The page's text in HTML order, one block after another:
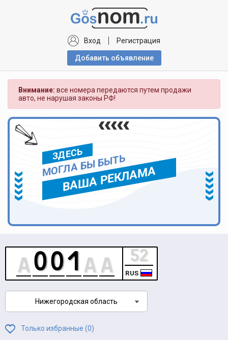
Вход Регистрация
Добавить объявлениe
Внимание: все номера передаются путем продажи
авто, не нарушая законы РФ!
ЗДЕСЬ
МОГЛА БЫ БЫТЬ
ВАША РЕКЛАМА
RUS
Нижегородская область
Только избранные (0)